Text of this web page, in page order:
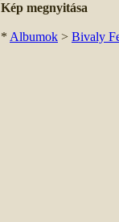
Kép megnyitása
* Albumok > Bivaly